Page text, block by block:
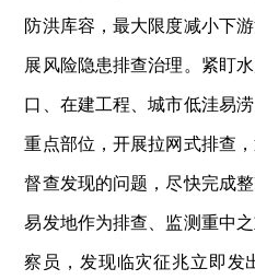
防洪库容，最大限度减小下
展风险隐患排查治理。紧盯
口、在建工程、城市低洼易
重点部位，开展拉网式排查
督查发现的问题，尽快完成
易发地作为排查、监测重中
察员，发现临灾征兆立即发